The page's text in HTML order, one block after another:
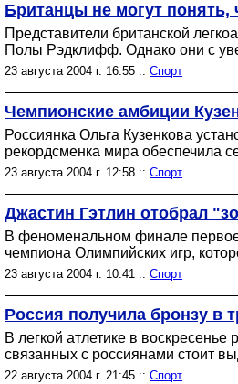
Британцы не могут
Представители британской
Полы Рэдклифф. Однако они с
23 августа 2004 г. 16:55 :: Спорт
Чемпионские амбиции
Россиянка Ольга Кузенкова
рекордсменка мира обеспечила
23 августа 2004 г. 12:58 :: Спорт
Джастин Гэтлин отобрал
В феноменальном финале первое
чемпиона Олимпийских игр,
23 августа 2004 г. 10:41 :: Спорт
Россия получила бронзу в
В легкой атлетике в
связанных с россиянами стоит
22 августа 2004 г. 21:45 :: Спорт